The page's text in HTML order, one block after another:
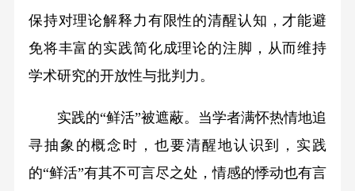
保持对理论解释力有限性的清醒认知，才能避
免将丰富的实践简化成理论的注脚，从而维持
学术研究的开放性与批判力。
实践的“鲜活”被遮蔽。当学者满怀热情地追
寻抽象的概念时，也要清醒地认识到，实践
的“鲜活”有其不可言尽之处，情感的悸动也有言